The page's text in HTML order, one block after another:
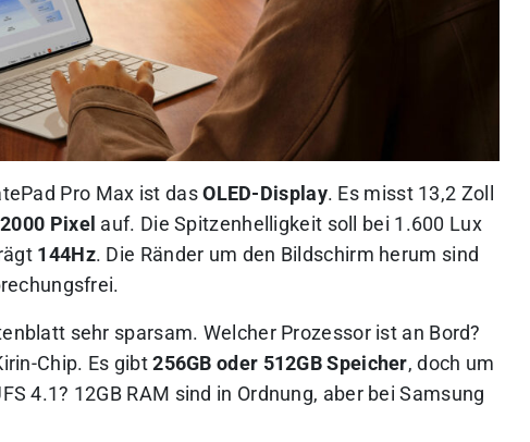
Pro Max ist dasOLED-Display. Es misst 13,2 Zoll
Pixel auf. Die Spitzenhelligkeit soll bei 1.600 Lux
144Hz. Die Ränder um den Bildschirm herum sind
sehr sparsam. Welcher Prozessor ist an Bord?
Chip. Es gibt256GB oder 512GB Speicher, doch um
4.1? 12GB RAM sind in Ordnung, aber bei Samsung